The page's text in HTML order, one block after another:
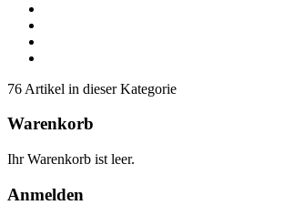
76 Artikel in dieser Kategorie
Warenkorb
Ihr Warenkorb ist leer.
Anmelden